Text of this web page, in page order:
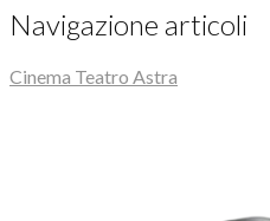
Navigazione articoli
Cinema Teatro Astra